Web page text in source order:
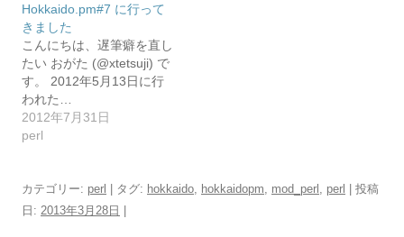
Hokkaido.pm#7 に行って
きました
こんにちは、遅筆癖を直し
たい おがた (@xtetsuji) で
す。 2012年5月13日に行
われた…
2012年7月31日
perl
カテゴリー: perl | タグ: hokkaido, hokkaidopm, mod_perl , perl
| 投稿
日: 2013年3月28日